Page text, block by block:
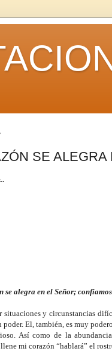
SE ALEGRA
se alegra en el Señor;
situaciones y circunstancias
El, también, es muy
Así como de la
mi corazón “hablará” el